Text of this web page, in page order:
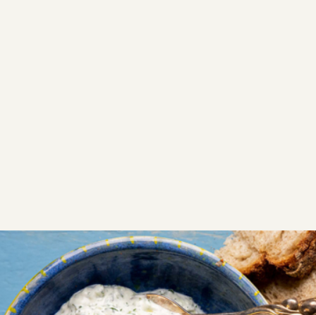
ΣΥΝΤΑΓΕΣ ΑΛΜΥΡΑ ΝΤΙΠ – ΣΑΛΤΣΕΣ
Ραΐτα (Ινδική πικάντικη σάλτσα)
Μία δροσερή και πικάντικη ινδική σάλτσα για τα